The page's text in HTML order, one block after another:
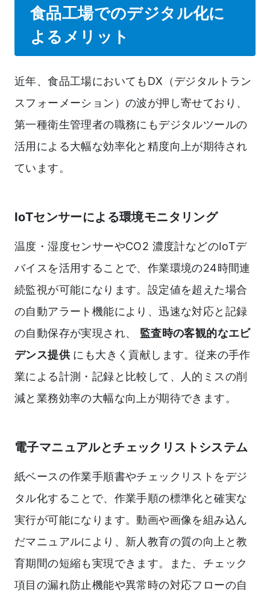
食品工場でのデジタル化に
よるメリット
近年、食品工場においてもDX（デジタルトラン
スフォーメーション）の波が押し寄せており、
第一種衛生管理者の職務にもデジタルツールの
活用による大幅な効率化と精度向上が期待され
ています。
IoTセンサーによる環境モニタリング
温度・湿度センサーやCO2 濃度計などのIoTデ
バイスを活用することで、作業環境の24時間連
続監視が可能になります。設定値を超えた場合
の自動アラート機能により、迅速な対応と記録
の自動保存が実現され、 監査時の客観的なエビ
デンス提供にも大きく貢献します。従来の手作
業による計測・記録と比較して、人的ミスの削
減と業務効率の大幅な向上が期待できます。
電子マニュアルとチェックリストシステム
紙ベースの作業手順書やチェックリストをデジ
タル化することで、作業手順の標準化と確実な
実行が可能になります。動画や画像を組み込ん
だマニュアルにより、新人教育の質の向上と教
育期間の短縮も実現できます。また、チェック
項目の漏れ防止機能や異常時の対応フローの自